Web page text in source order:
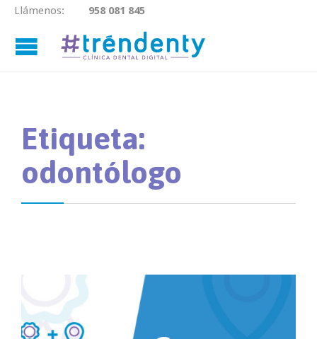
Llámenos: 958 081 845
Etiqueta:
odontólogo